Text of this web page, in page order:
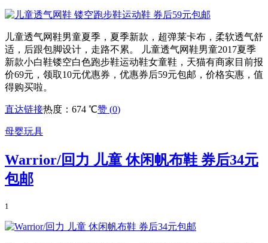
儿童透气网鞋男童夏季，夏季新款，超弹莱卡布，柔软透气舒
适，后跟包脚设计，走路不累。 儿童透气网鞋男童2017夏季
新款小白鞋镂空白色跑步鞋运动鞋女童鞋，天猫有商家目前报
价69元，领取10元优惠券，优惠券后59元包邮，价格实惠，值
得购买啦。
直达链接热度：674 ℃赞 (0)
母婴玩具
Warrior/回力 儿童 休闲帆布鞋 券后34元
包邮
1